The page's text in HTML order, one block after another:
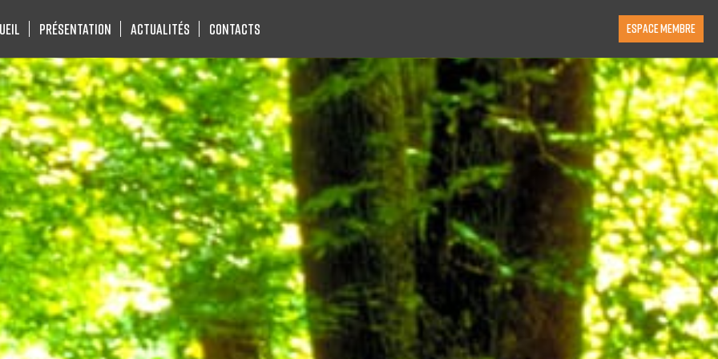
Présentation Actualités Contacts ESPACE MEMBRE